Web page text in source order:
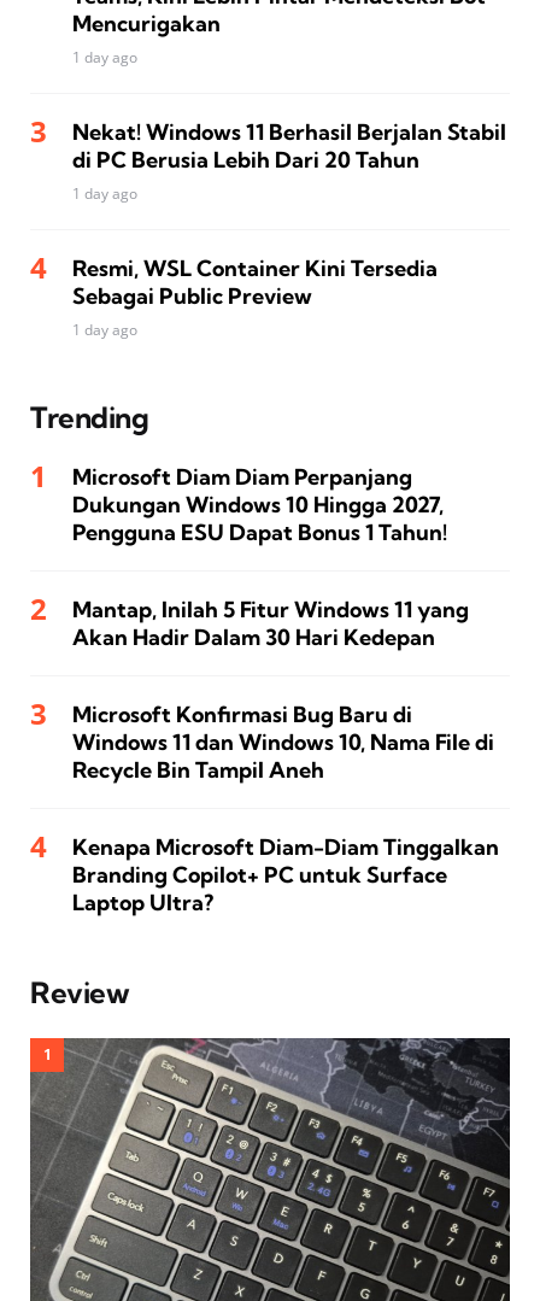
Mencurigakan
1 day ago
Nekat! Windows 11 Berhasil Berjalan Stabil
di PC Berusia Lebih Dari 20 Tahun
1 day ago
Resmi, WSL Container Kini Tersedia
Sebagai Public Preview
1 day ago
Trending
Microsoft Diam Diam Perpanjang
Dukungan Windows 10 Hingga 2027,
Pengguna ESU Dapat Bonus 1 Tahun!
Mantap, Inilah 5 Fitur Windows 11 yang
Akan Hadir Dalam 30 Hari Kedepan
Microsoft Konfirmasi Bug Baru di
Windows 11 dan Windows 10, Nama File di
Recycle Bin Tampil Aneh
Kenapa Microsoft Diam-Diam Tinggalkan
Branding Copilot+ PC untuk Surface
Laptop Ultra?
Review